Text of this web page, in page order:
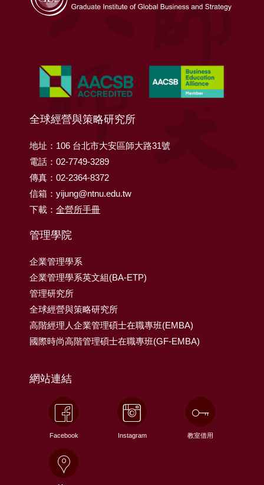
全球經營與策略研究所
地址：106 台北市大安區師大路31號
電話：02-7749-3289
傳真：02-2364-8372
信箱：yijung@ntnu.edu.tw
下載： 全營所手冊
管理學院
企業管理學系
企業管理學系英文組(BA-ETP)
管理研究所
全球經營與策略研究所
高階經理人企業管理碩士在職專班(EMBA)
國際時尚高階管理碩士在職專班(GF-EMBA)
網站連結
Facebook Instagram 教室借用